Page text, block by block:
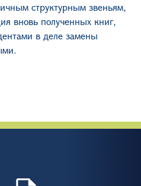
структурным звеньям,
вновь полученных книг,
в деле замены